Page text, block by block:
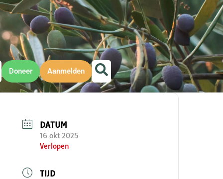
Doneer Aanmelden
DATUM
16 okt 2025
Verlopen
TIJD